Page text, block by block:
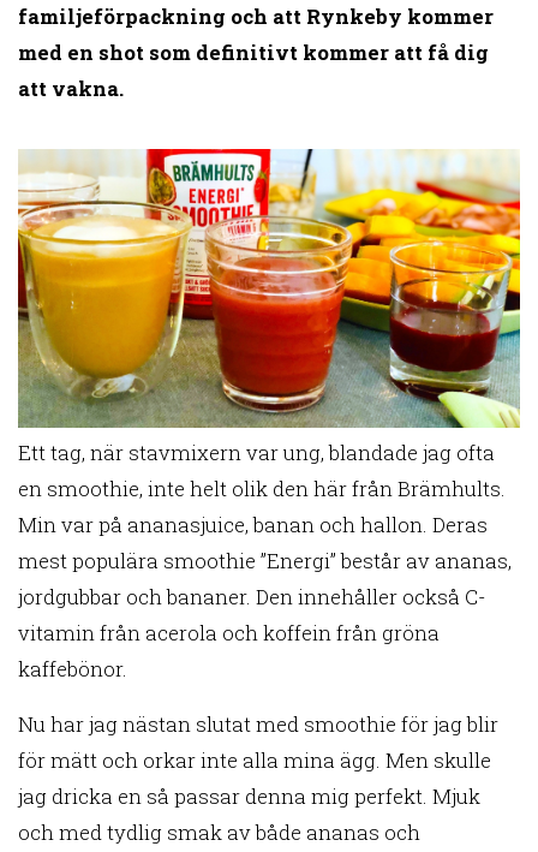
familjeförpackning och att Rynkeby kommer
med en shot som definitivt kommer att få dig
att vakna.
Ett tag, när stavmixern var ung, blandade jag ofta
en smoothie, inte helt olik den här från Brämhults.
Min var på ananasjuice, banan och hallon. Deras
mest populära smoothie ”Energi” består av ananas,
jordgubbar och bananer. Den innehåller också C-
vitamin från acerola och koffein från gröna
kaffebönor.
Nu har jag nästan slutat med smoothie för jag blir
för mätt och orkar inte alla mina ägg. Men skulle
jag dricka en så passar denna mig perfekt. Mjuk
och med tydlig smak av både ananas och